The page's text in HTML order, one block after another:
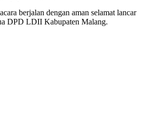
berjalan dengan aman selamat lancar
DPD LDII Kabupaten Malang.